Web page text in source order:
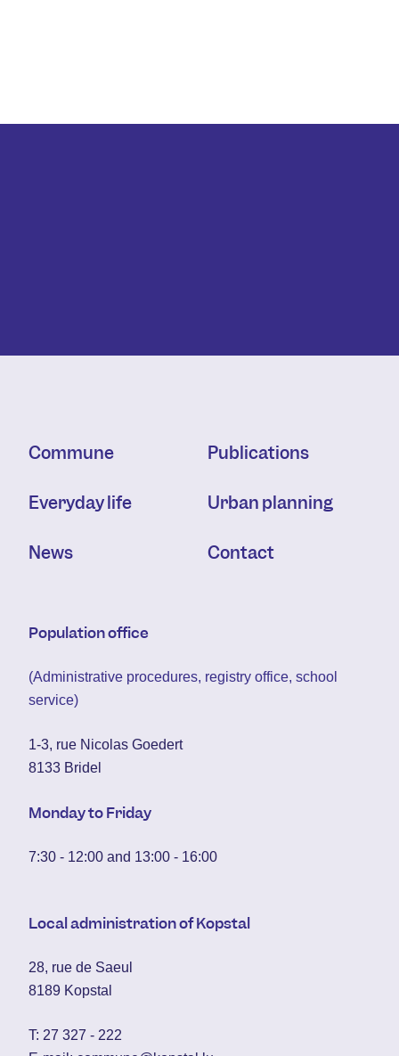
Commune
Everyday life
News
Publications
Urban planning
Contact
Population office
(Administrative procedures, registry office, school
service)
1-3, rue Nicolas Goedert
8133 Bridel
Monday to Friday
7:30 - 12:00 and 13:00 - 16:00
Local administration of Kopstal
28, rue de Saeul
8189 Kopstal
T: 27 327 - 222